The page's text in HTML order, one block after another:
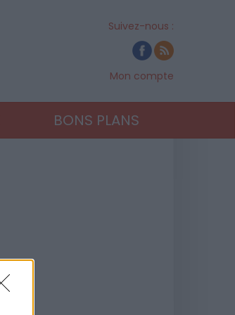
Suivez-nous :
Mon compte
BONS PLANS